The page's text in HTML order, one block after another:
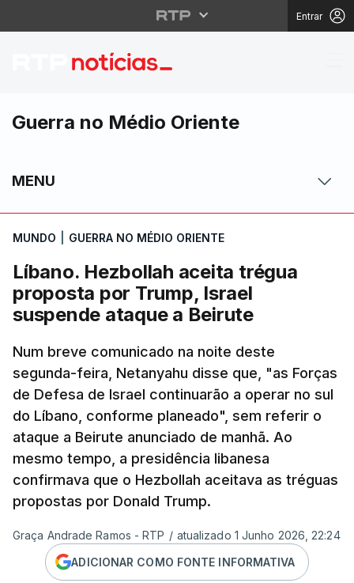
Entrar
Líbano. Hezbollah
Guerra no Médio Oriente
MENU
MUNDO GUERRA NO MÉDIO ORIENTE
Líbano. Hezbollah aceita trégua
proposta por Trump, Israel
suspende ataque a Beirute
Num breve comunicado na noite deste
segunda-feira, Netanyahu disse que, "as Forças
de Defesa de Israel continuarão a operar no sul
do Líbano, conforme planeado", sem referir o
ataque a Beirute anunciado de manhã. Ao
mesmo tempo, a presidência libanesa
confirmava que o Hezbollah aceitava as tréguas
propostas por Donald Trump.
Graça Andrade Ramos - RTP / atualizado 1 Junho 2026, 22:24
ADICIONAR COMO FONTE INFORMATIVA